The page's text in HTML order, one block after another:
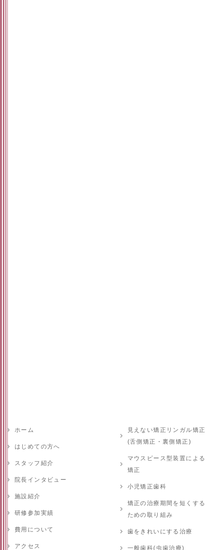
ホーム
はじめての方へ
スタッフ紹介
院長インタビュー
施設紹介
研修参加実績
費用について
アクセス
見えない矯正リンガル矯正
(舌側矯正・裏側矯正)
マウスピース型装置による
矯正
小児矯正歯科
矯正の治療期間を短くする
ための取り組み
歯をきれいにする治療
一般歯科(虫歯治療)